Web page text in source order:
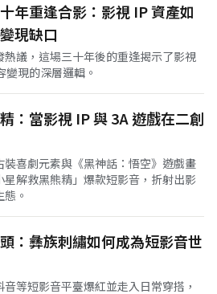
年重逢合影：影視 IP 資產如
現缺口
議，這場三十年後的重逢揭示了影視
變現的深層邏輯。
：當影視 IP 與 3A 遊戲在二創
喜劇元素與《黑神話：悟空》遊戲畫
解救黑熊精」爆款短影音，折射出影
。
：彝族刺繡如何成為短影音世
等短影音平臺爆紅並走入日常穿搭，